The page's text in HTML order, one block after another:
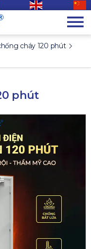
cháy 120 phút
phút